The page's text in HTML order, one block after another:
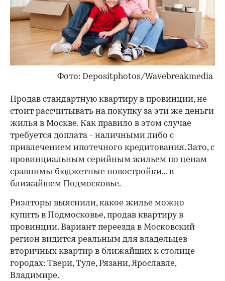
Фото: Depositphotos/Wavebreakmedia
Продав стандартную квартиру в провинции, не
стоит рассчитывать на покупку за эти же деньги
жилья в Москве. Как правило в этом случае
требуется доплата - наличными либо с
привлечением ипотечного кредитования. Зато, с
провинциальным серийным жильем по ценам
сравнимы бюджетные новостройки... в
ближайшем Подмосковье.
Риэлторы выяснили, какое жилье можно
купить в Подмосковье, продав квартиру в
провинции. Вариант переезда в Московский
регион видится реальным для владельцев
вторичных квартир в ближайших к столице
городах: Твери, Туле, Рязани, Ярославле,
Владимире.